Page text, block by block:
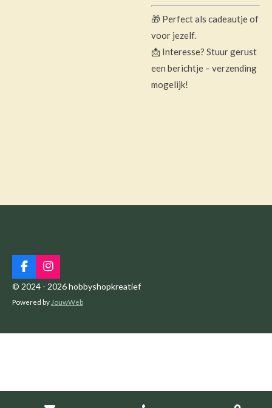
🎁 Perfect als cadeautje of
voor jezelf.
📩 Interesse? Stuur gerust
een berichtje – verzending
mogelijk!
F
a
c
e
o
I
n
s
t
r
© 2024 - 2026 hobbyshopkreatief
Powered by JouwWeb